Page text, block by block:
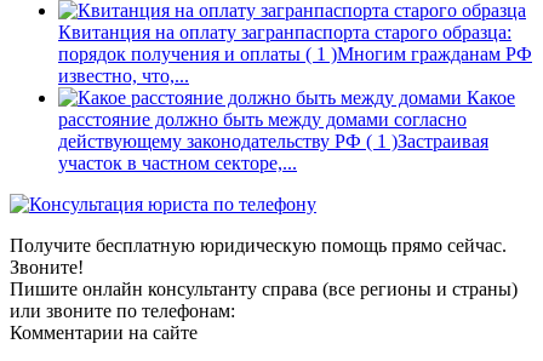
Квитанция на оплату загранпаспорта старого образца:
порядок получения и оплаты ( 1 )Многим гражданам РФ
известно, что,...
Какое
расстояние должно быть между домами согласно
действующему законодательству РФ ( 1 )Застраивая
участок в частном секторе,...
Получите бесплатную юридическую помощь прямо сейчас.
Звоните!
Пишите онлайн консультанту справа (все регионы и страны)
или звоните по телефонам:
Комментарии на сайте